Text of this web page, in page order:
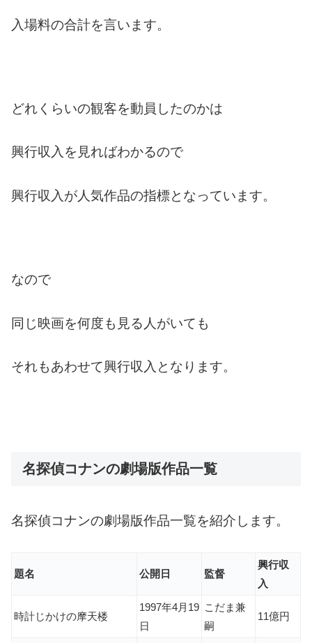
入場料の合計を言います。
どれくらいの観客を動員したのかは
興行収入を見ればわかるので
興行収入が人気作品の指標となっています。
なので
同じ映画を何度も見る人がいても
それもあわせて興行収入となります。
名探偵コナンの劇場版作品一覧
名探偵コナンの劇場版作品一覧を紹介します。
題名 公開日 監督
興行収
入
時計じかけの摩天楼
1997年4月19
日
こだま兼
嗣
11億円